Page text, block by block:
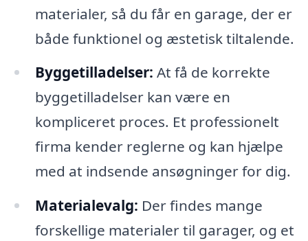
materialer, så du får en garage, der er
både funktionel og æstetisk tiltalende.
Byggetilladelser: At få de korrekte
byggetilladelser kan være en
kompliceret proces. Et professionelt
firma kender reglerne og kan hjælpe
med at indsende ansøgninger for dig.
Materialevalg: Der findes mange
forskellige materialer til garager, og et